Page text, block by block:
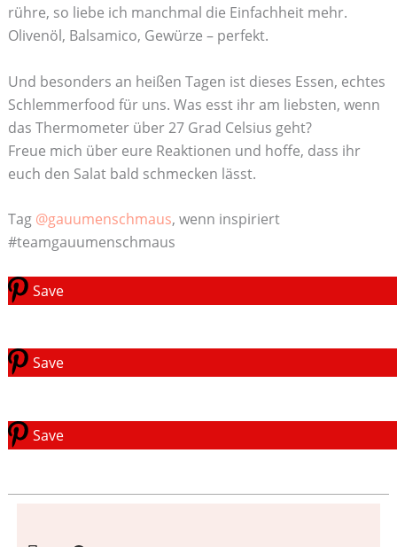
rühre, so liebe ich manchmal die Einfachheit mehr.
Olivenöl, Balsamico, Gewürze – perfekt.
Und besonders an heißen Tagen ist dieses Essen, echtes
Schlemmerfood für uns. Was esst ihr am liebsten, wenn
das Thermometer über 27 Grad Celsius geht?
Freue mich über eure Reaktionen und hoffe, dass ihr
euch den Salat bald schmecken lässt.
Tag @gauumenschmaus, wenn inspiriert
#teamgauumenschmaus
Save
Save
Save